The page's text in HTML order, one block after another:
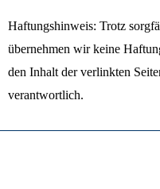
Haftungshinweis: Trotz
übernehmen wir keine
den Inhalt der verlinkten
verantwortlich.